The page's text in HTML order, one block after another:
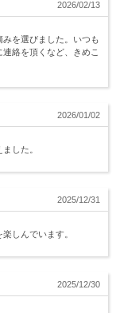
2026/02/13
を選びました。いつも
絡を頂くなど、きめこ
2026/01/02
した。
2025/12/31
しんでいます。
2025/12/30